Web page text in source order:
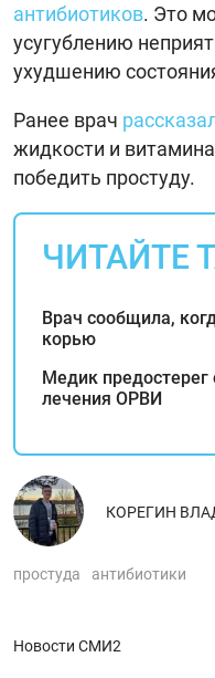
антибиотиков. Это
усугублению
ухудшению
Ранее врач
жидкости и
победить простуду.
ЧИТАЙТЕ
Врач сообщила,
корью
Медик
лечения ОРВИ
КОРЕГИН
простуда антибиотики
Новости СМИ2